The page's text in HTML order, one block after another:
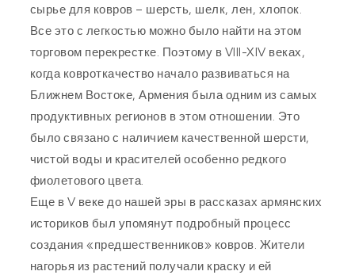
сырье для ковров – шерсть, шелк, лен, хлопок.
Все это с легкостью можно было найти на этом
торговом перекрестке. Поэтому в VIII-XIV веках,
когда ковроткачество начало развиваться на
Ближнем Востоке, Армения была одним из самых
продуктивных регионов в этом отношении. Это
было связано с наличием качественной шерсти,
чистой воды и красителей особенно редкого
фиолетового цвета.
Еще в V веке до нашей эры в рассказах армянских
историков был упомянут подробный процесс
создания «предшественников» ковров. Жители
нагорья из растений получали краску и ей